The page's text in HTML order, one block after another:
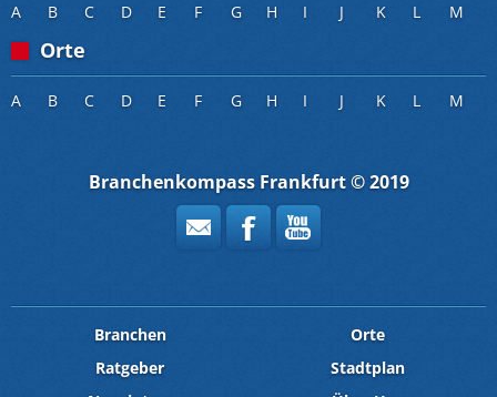
A B C D E F G H I J K L M
Orte
A B C D E F G H I J K L M
Branchenkompass Frankfurt © 2019
Branchen
Orte
Ratgeber
Stadtplan